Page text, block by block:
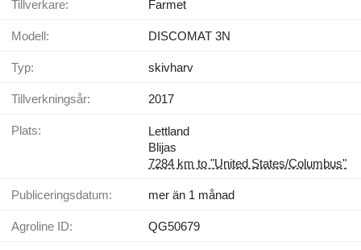
Tillverkare: Farmet
Modell: DISCOMAT 3N
Typ: skivharv
Tillverkningsår: 2017
Plats:
Lettland
Blijas
7284 km to "United States/Columbus"
Publiceringsdatum: mer än 1 månad
Agroline ID: QG50679